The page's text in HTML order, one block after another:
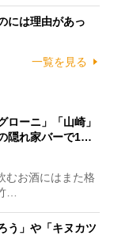
には理由があっ
一覧を見る
ローニ」「山崎」
隠れ家バーで1…
むお酒にはまた格
…
う」や「キヌカツ